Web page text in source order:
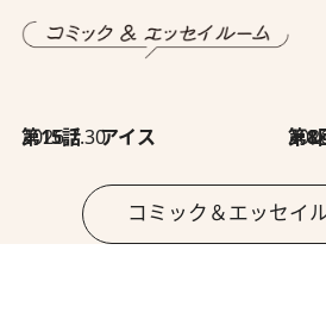
2026.7.30
第15話 アイス 第8回「
コミック＆エッセイ